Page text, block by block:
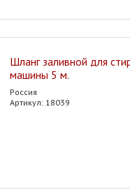
Шланг заливной для
машины 5 м.
Россия
Артикул: 18039